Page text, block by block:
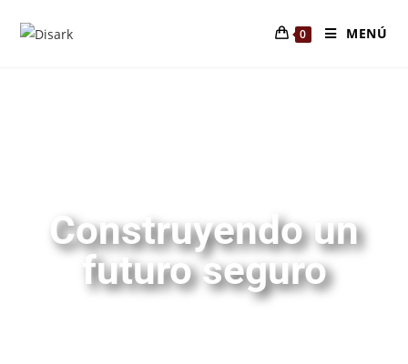
0 MENÚ
Construyendo un
futuro seguro